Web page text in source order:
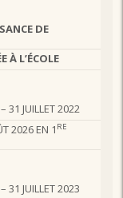
DE
À L’ÉCOLE
31 JUILLET 2022
2026 EN 1 RE
31 JUILLET 2023